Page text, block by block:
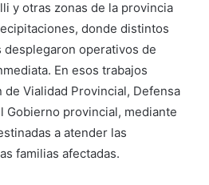
y otras zonas de la provincia
donde distintos
operativos de
En esos trabajos
Vialidad Provincial, Defensa
Gobierno provincial, mediante
a atender las
familias afectadas.